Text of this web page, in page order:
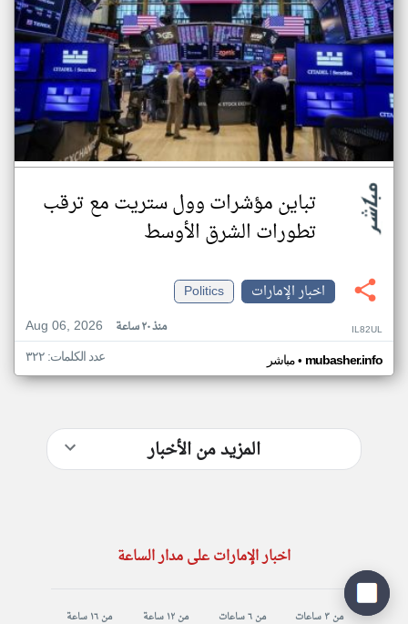
تباين مؤشرات وول ستريت مع ترقب
تطورات الشرق الأوسط
اخبار الإمارات
Politics
Aug 06, 2026
منذ ٢٠ ساعة IL82UL
مباشر• mubasher.info عدد الكلمات: ٣٢٢
المزيد من الأخبار
اخبار الإمارات على مدار الساعة
من ٣ ساعات من ٦ ساعات من ١٢ ساعة من ١٦ ساعة